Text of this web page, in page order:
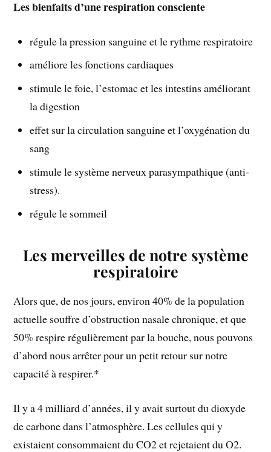
Les bienfaits d’une respiration consciente
régule la pression sanguine et le rythme respiratoire
améliore les fonctions cardiaques
stimule le foie, l’estomac et les intestins améliorant
la digestion
effet sur la circulation sanguine et l’oxygénation du
sang
stimule le système nerveux parasympathique (anti-
stress).
régule le sommeil
Les merveilles de notre système
respiratoire
Alors que, de nos jours, environ 40% de la population
actuelle souffre d’obstruction nasale chronique, et que
50% respire régulièrement par la bouche, nous pouvons
d’abord nous arrêter pour un petit retour sur notre
capacité à respirer.*
Il y a 4 milliard d’années, il y avait surtout du dioxyde
de carbone dans l’atmosphère. Les cellules qui y
existaient consommaient du CO2 et rejetaient du O2.